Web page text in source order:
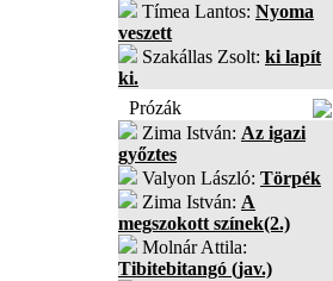
Tímea Lantos: Nyoma
veszett
Szakállas Zsolt: ki lapít
ki.
Prózák
Zima István: Az igazi
győztes
Valyon László: Törpék
Zima István: A
megszokott színek(2.)
Molnár Attila:
Tibitebitangó (jav.)